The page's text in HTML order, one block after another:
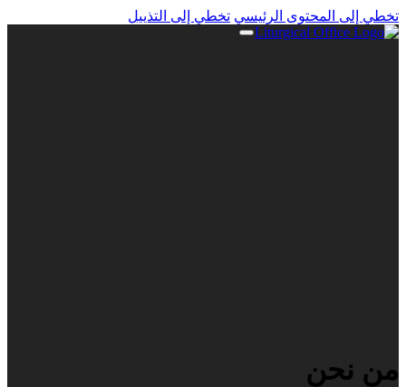
تخطي إلى المحتوى الرئيسي تخطي إلى التذييل
من نحن